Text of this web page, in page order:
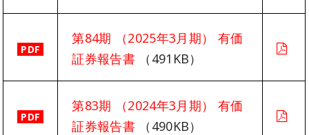
PDF
第84期 （2025年3月期） 有価
証券報告書 （491KB）
PDF
第83期 （2024年3月期） 有価
証券報告書 （490KB）